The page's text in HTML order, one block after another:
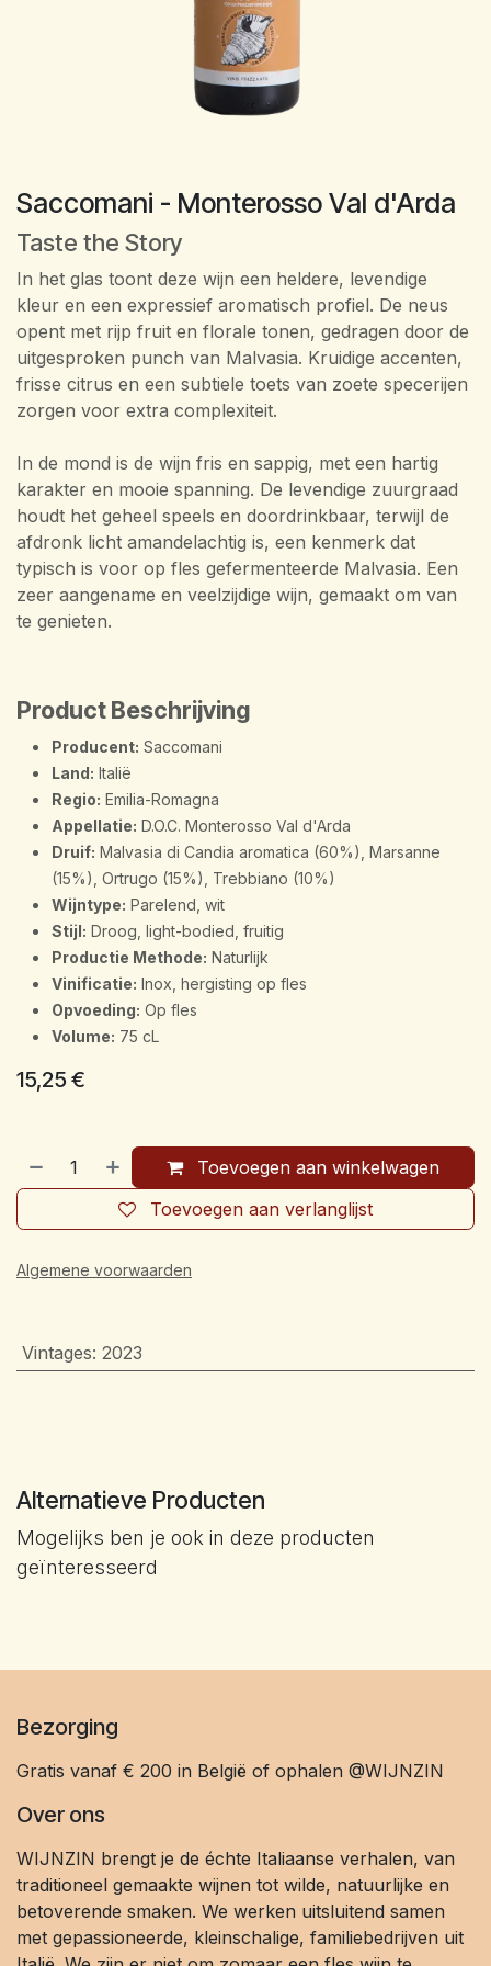
Saccomani - Monterosso Val d'Arda
Taste the Story
In het glas toont deze wijn een heldere, levendige
kleur en een expressief aromatisch profiel. De neus
opent met rijp fruit en florale tonen, gedragen door de
uitgesproken punch van Malvasia. Kruidige accenten,
frisse citrus en een subtiele toets van zoete specerijen
zorgen voor extra complexiteit.
In de mond is de wijn fris en sappig, met een hartig
karakter en mooie spanning. De levendige zuurgraad
houdt het geheel speels en doordrinkbaar, terwijl de
afdronk licht amandelachtig is, een kenmerk dat
typisch is voor op fles gefermenteerde Malvasia. Een
zeer aangename en veelzijdige wijn, gemaakt om van
te genieten.
Product Beschrijving
Producent: Saccomani
Land: Italië
Regio: Emilia-Romagna
Appellatie: D.O.C. Monterosso Val d'Arda
Druif: Malvasia di Candia aromatica (60%), Marsanne
(15%), Ortrugo (15%), Trebbiano (10%)
Wijntype: Parelend, wit
Stijl: Droog, light-bodied, fruitig
Productie Methode: Naturlijk
Vinificatie: Inox, hergisting op fles
Opvoeding: Op fles
Volume: 75 cL
15,25 €
Toevoegen aan winkelwagen
Toevoegen aan verlanglijst
Algemene voorwaarden
Vintages: 2023
Alternatieve Producten
Mogelijks ben je ook in deze producten
geïnteresseerd
Bezorging
Gratis vanaf € 200 in België of ophalen @WIJNZIN
Over ons
WIJNZIN brengt je de échte Italiaanse verhalen, van
traditioneel gemaakte wijnen tot wilde, natuurlijke en
betoverende smaken. We werken uitsluitend samen
met gepassioneerde, kleinschalige, familiebedrijven uit